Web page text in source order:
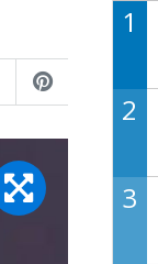
1
2
3